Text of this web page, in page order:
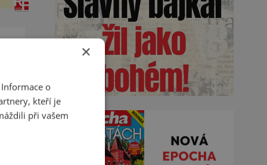
×
o
kteří je
při vašem